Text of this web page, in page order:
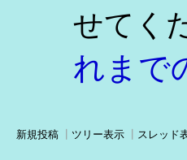
せてく
れまで
新規投稿 ツリー表示 スレッド